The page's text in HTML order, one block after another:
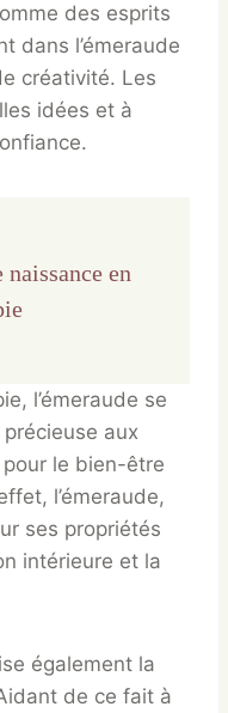
des esprits
dans l’émeraude
créativité. Les
idées et à
naissance en
l’émeraude se
aux
le bien-être
l’émeraude,
ses propriétés
intérieure et la
également la
de ce fait à